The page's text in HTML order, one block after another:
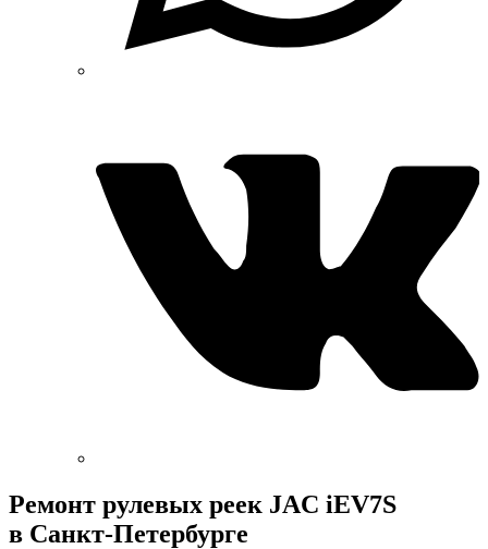
Ремонт рулевых реек JAC iEV7S
в Санкт-Петербурге